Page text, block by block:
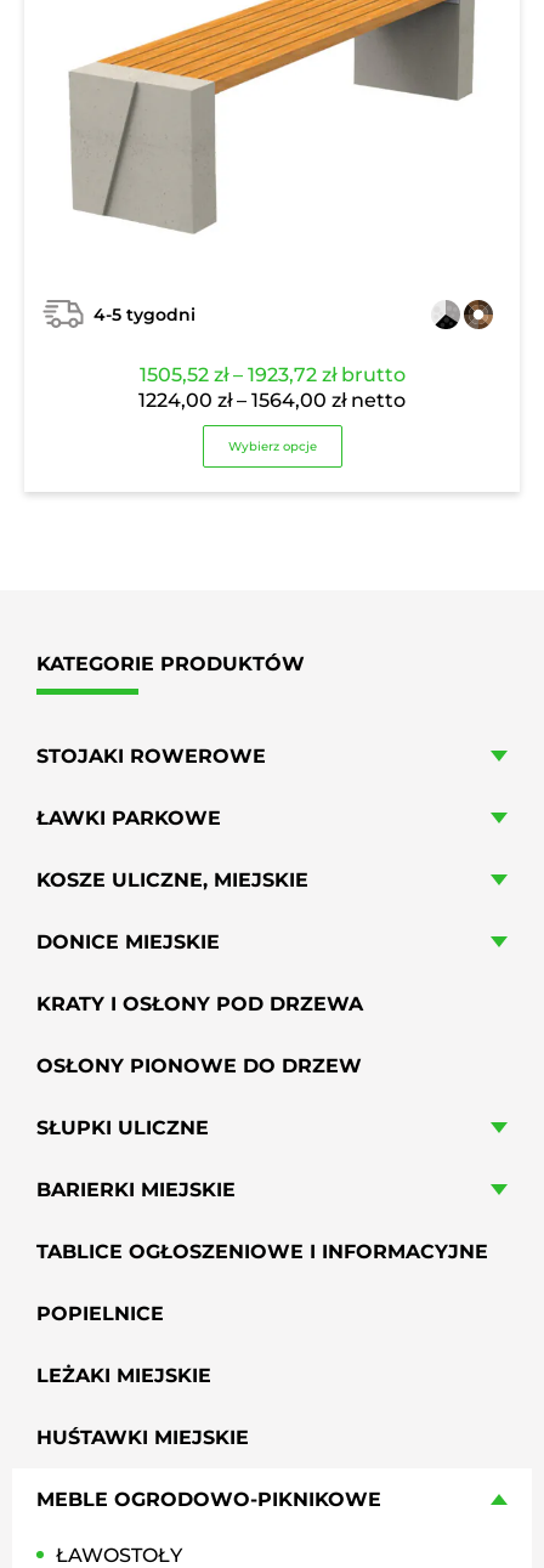
4-5 tygodni
1505,52 zł – 1923,72 złZakres
cen:
od
do
1923,72 zł
brutto
1224,00 zł – 1564,00 złZakres
do
netto
Wybierz opcje
KATEGORIE PRODUKTÓW
STOJAKI ROWEROWE
ŁAWKI PARKOWE
KOSZE ULICZNE, MIEJSKIE
DONICE MIEJSKIE
KRATY I OSŁONY POD DRZEWA
OSŁONY PIONOWE DO DRZEW
SŁUPKI ULICZNE
BARIERKI MIEJSKIE
TABLICE OGŁOSZENIOWE I INFORMACYJNE
POPIELNICE
LEŻAKI MIEJSKIE
HUŚTAWKI MIEJSKIE
MEBLE OGRODOWO-PIKNIKOWE
ŁAWOSTOŁY